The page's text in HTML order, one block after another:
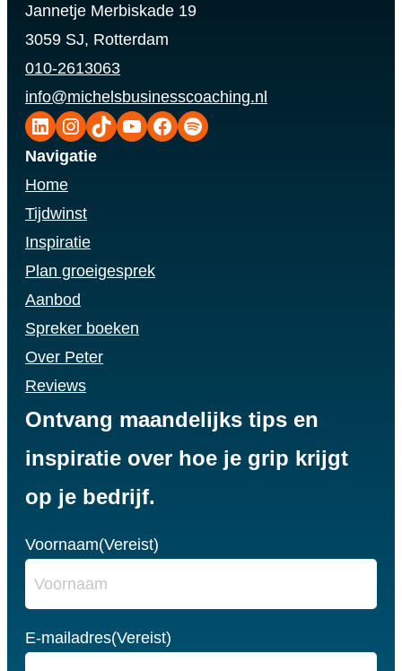
Jannetje Merbiskade 19
3059 SJ, Rotterdam
010-2613063
info@michelsbusinesscoaching.nl
LinkedIn Instagram TikTok YouTube Facebook Spotify
Navigatie
Home
Tijdwinst
Inspiratie
Plan groeigesprek
Aanbod
Spreker boeken
Over Peter
Reviews
Ontvang maandelijks tips en
inspiratie over hoe je grip krijgt
op je bedrijf.
Voornaam(Vereist)
E-mailadres(Vereist)